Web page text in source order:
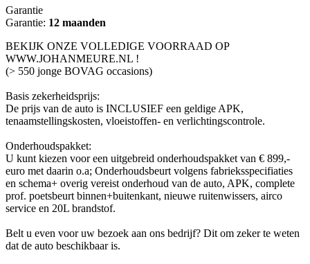
Garantie
Garantie: 12 maanden
BEKIJK ONZE VOLLEDIGE VOORRAAD OP
WWW.JOHANMEURE.NL !
(> 550 jonge BOVAG occasions)
Basis zekerheidsprijs:
De prijs van de auto is INCLUSIEF een geldige APK,
tenaamstellingskosten, vloeistoffen- en verlichtingscontrole.
Onderhoudspakket:
U kunt kiezen voor een uitgebreid onderhoudspakket van € 899,-
euro met daarin o.a; Onderhoudsbeurt volgens fabrieksspecifiaties
en schema+ overig vereist onderhoud van de auto, APK, complete
prof. poetsbeurt binnen+buitenkant, nieuwe ruitenwissers, airco
service en 20L brandstof.
Belt u even voor uw bezoek aan ons bedrijf? Dit om zeker te weten
dat de auto beschikbaar is.